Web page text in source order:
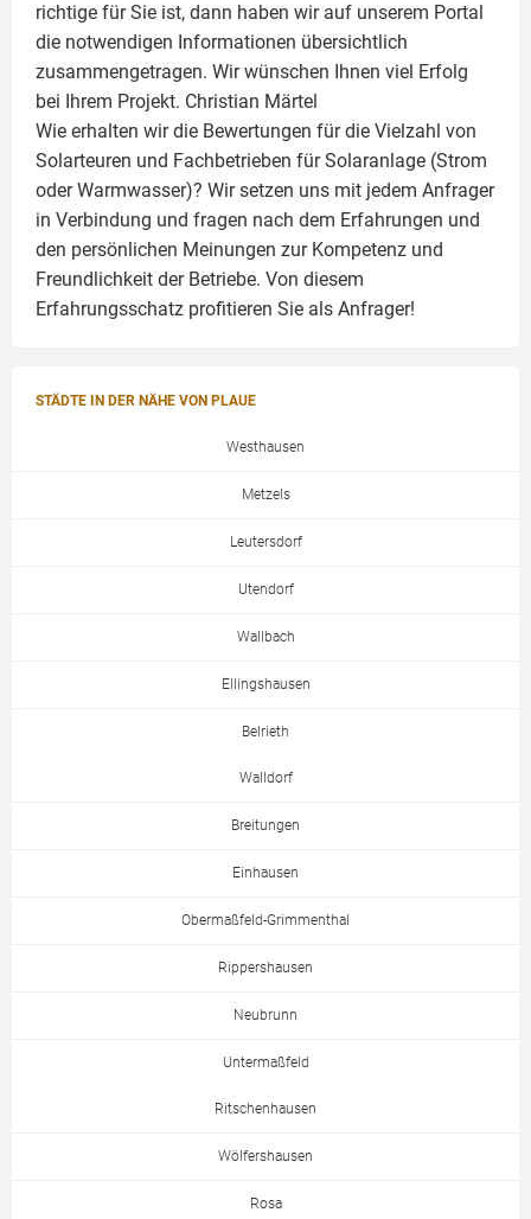
richtige für Sie ist, dann haben wir auf unserem Portal
die notwendigen Informationen übersichtlich
zusammengetragen. Wir wünschen Ihnen viel Erfolg
bei Ihrem Projekt. Christian Märtel
Wie erhalten wir die Bewertungen für die Vielzahl von
Solarteuren und Fachbetrieben für Solaranlage (Strom
oder Warmwasser)? Wir setzen uns mit jedem Anfrager
in Verbindung und fragen nach dem Erfahrungen und
den persönlichen Meinungen zur Kompetenz und
Freundlichkeit der Betriebe. Von diesem
Erfahrungsschatz profitieren Sie als Anfrager!
STÄDTE IN DER NÄHE VON PLAUE
Westhausen
Metzels
Leutersdorf
Utendorf
Wallbach
Ellingshausen
Belrieth
Walldorf
Breitungen
Einhausen
Obermaßfeld-Grimmenthal
Rippershausen
Neubrunn
Untermaßfeld
Ritschenhausen
Wölfershausen
Rosa